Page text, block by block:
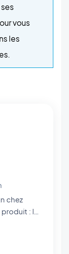
vous
les
chez
: le
point de
idée à